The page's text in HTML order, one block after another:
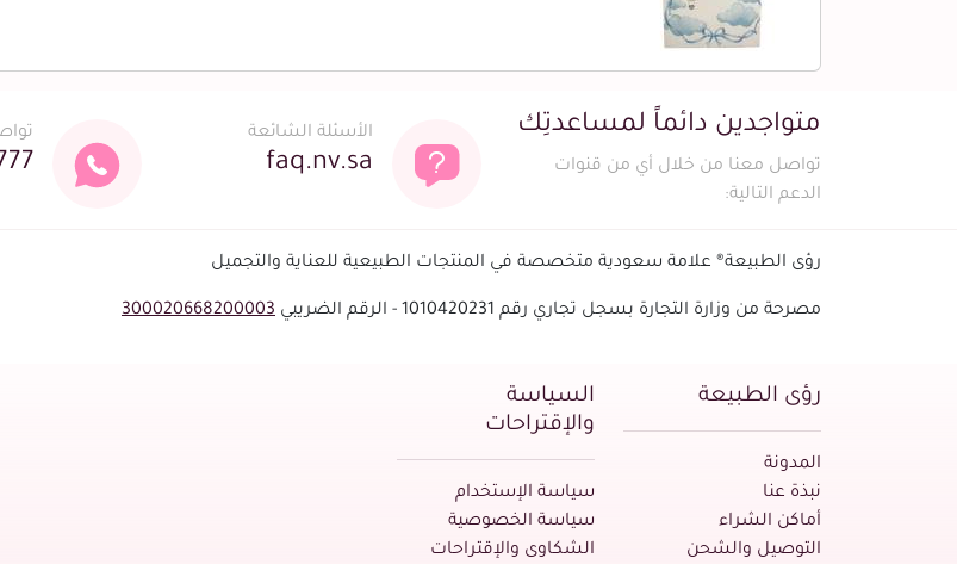
متواجدين دائماً لمساعدتِك
تواصل معنا من خلال أي من قنوات
الدعم التالية:
الأسئلة الشائعة
faq.nv.sa
رؤى الطبيعة® علامة سعودية متخصصة في المنتجات الطبيعية للعناية والتجميل
مصرحة من وزارة التجارة بسجل تجاري رقم 1010420231 - الرقم الضريبي 300020668200003
رؤى الطبيعة
المدونة
نبذة عنا
أماكن الشراء
التوصيل والشحن
السياسة
والإقتراحات
سياسة الإستخدام
سياسة الخصوصية
الشكاوى والإقتراحات